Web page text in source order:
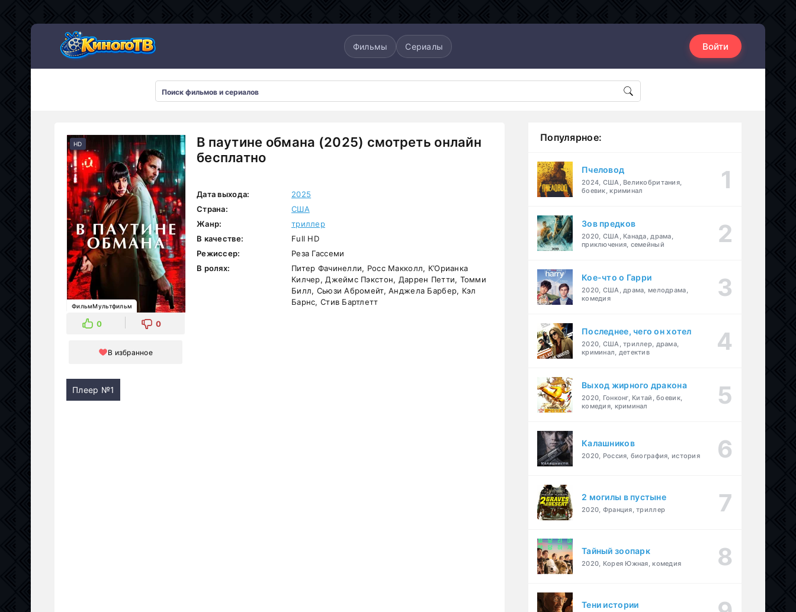
Фильмы Сериалы Войти
В паутине обмана (2025) смотреть онлайн
бесплатно
HD
ФильмМультфильм
0 0
В избранное
Дата выхода:
2025
Страна:
США
Жанр:
триллер
В качестве:
Full HD
Режиссер:
Реза Гассеми
В ролях:
Питер Фачинелли, Росс Макколл, К’Орианка
Килчер, Джеймс Пэкстон, Даррен Петти, Томми
Билл, Сьюзи Абромейт, Анджела Барбер, Кэл
Барнс, Стив Бартлетт
Плеер №1
Популярное:
Пчеловод
2024, США, Великобритания,
боевик, криминал
Зов предков
2020, США, Канада, драма,
приключения, семейный
Кое-что о Гарри
2020, США, драма, мелодрама,
комедия
Последнее, чего он хотел
2020, США, триллер, драма,
криминал, детектив
Выход жирного дракона
2020, Гонконг, Китай, боевик,
комедия, криминал
Калашников
2020, Россия, биография, история
2 могилы в пустыне
2020, Франция, триллер
Тайный зоопарк
2020, Корея Южная, комедия
Тени истории